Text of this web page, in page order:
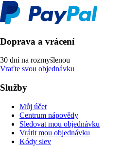
Doprava a vrácení
30 dní na rozmyšlenou
Vraťte svou objednávku
Služby
Můj účet
Centrum nápovědy
Sledovat mou objednávku
Vrátit mou objednávku
Kódy slev